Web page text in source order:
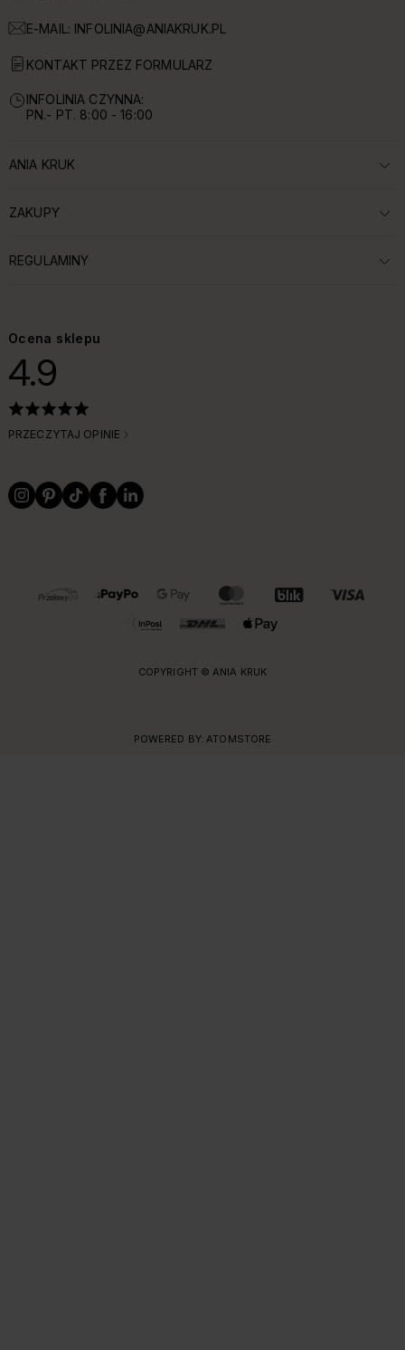
E-MAIL: INFOLINIA@ANIAKRUK.PL
KONTAKT PRZEZ FORMULARZ
INFOLINIA CZYNNA:
PN.- PT. 8:00 - 16:00
ROZWIŃ SEKCJĘ:
ANIA KRUK
ROZWIŃ SEKCJĘ:
ZAKUPY
ROZWIŃ SEKCJĘ:
REGULAMINY
Ocena sklepu
4.9
PRZECZYTAJ OPINIE
OBSŁUGIWANE FORMY PŁATNOŚCI I DOSTAWY
COPYRIGHT © ANIA KRUK
POWERED BY: ATOMSTORE